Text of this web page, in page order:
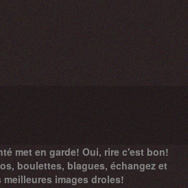
met en garde! Oui, rire c'est bon!
boulettes, blagues, échangez et
meilleures images droles!